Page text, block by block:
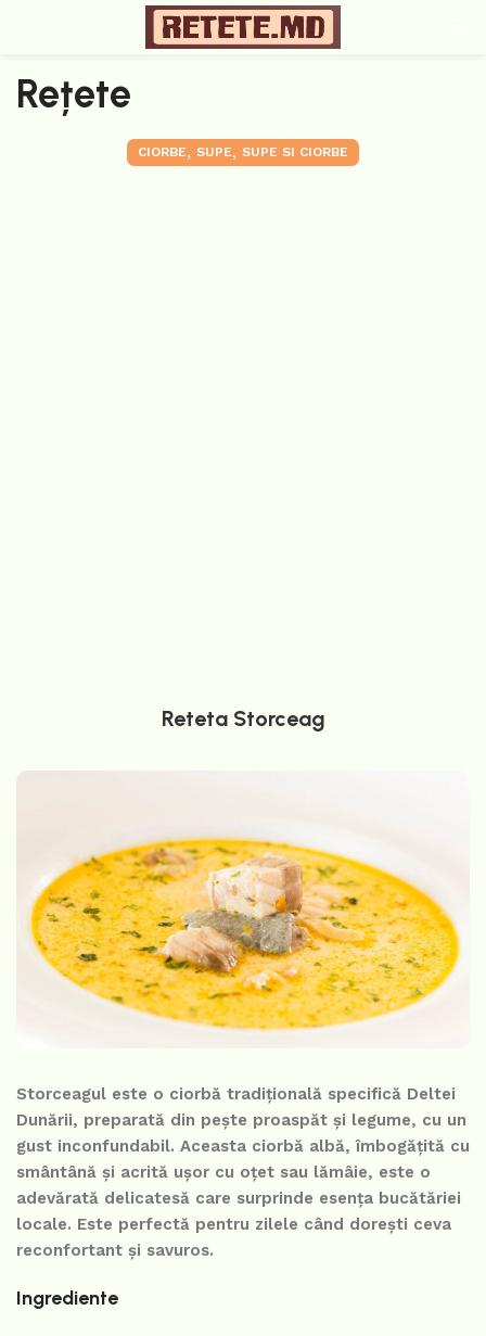
Rețete
CIORBE, SUPE, SUPE SI CIORBE
Reteta Storceag
Storceagul este o ciorbă tradițională specifică Deltei
Dunării, preparată din pește proaspăt și legume, cu un
gust inconfundabil. Aceasta ciorbă albă, îmbogățită cu
smântână și acrită ușor cu oțet sau lămâie, este o
adevărată delicatesă care surprinde esența bucătăriei
locale. Este perfectă pentru zilele când dorești ceva
reconfortant și savuros.
Ingrediente